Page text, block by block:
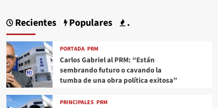
Recientes Populares .
PORTADA PRM
Carlos Gabriel al PRM: “Están
sembrando futuro o cavando la
tumba de una obra política exitosa”
PRINCIPALES PRM